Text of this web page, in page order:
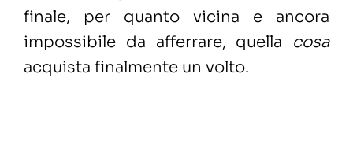
finale, per quanto vicina e ancora
impossibile da afferrare, quella cosa
acquista finalmente un volto.